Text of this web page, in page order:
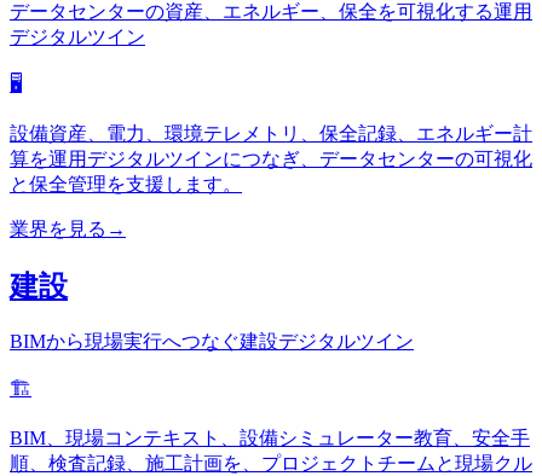
データセンターの資産、エネルギー、保全を可視化する運用
デジタルツイン
🖥️
設備資産、電力、環境テレメトリ、保全記録、エネルギー計
算を運用デジタルツインにつなぎ、データセンターの可視化
と保全管理を支援します。
業界を見る →
建設
BIMから現場実行へつなぐ建設デジタルツイン
🏗️
BIM、現場コンテキスト、設備シミュレーター教育、安全手
順、検査記録、施工計画を、プロジェクトチームと現場クル